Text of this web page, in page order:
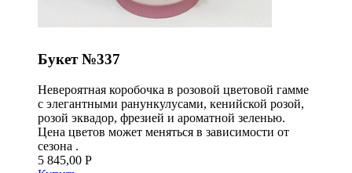
Букет №337
Невероятная коробочка в розовой цветовой гамме
с элегантными ранункулусами, кенийской розой,
розой эквадор, фрезией и ароматной зеленью.
Цена цветов может меняться в зависимости от
сезона .
5 845,00 Р